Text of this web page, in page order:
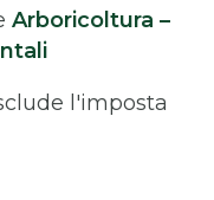
Arboricoltura –
l'imposta